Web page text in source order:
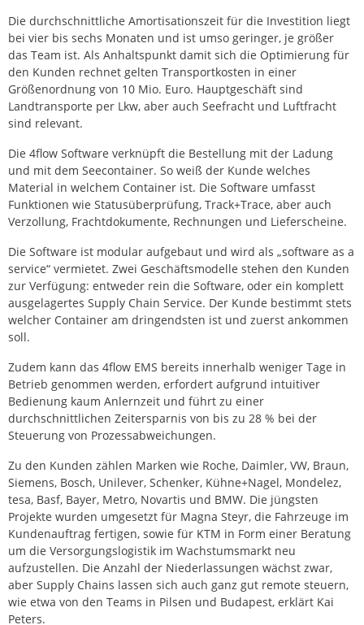
Die durchschnittliche Amortisationszeit für die Investition liegt
bei vier bis sechs Monaten und ist umso geringer, je größer
das Team ist. Als Anhaltspunkt damit sich die Optimierung für
den Kunden rechnet gelten Transportkosten in einer
Größenordnung von 10 Mio. Euro. Hauptgeschäft sind
Landtransporte per Lkw, aber auch Seefracht und Luftfracht
sind relevant.
Die 4flow Software verknüpft die Bestellung mit der Ladung
und mit dem Seecontainer. So weiß der Kunde welches
Material in welchem Container ist. Die Software umfasst
Funktionen wie Statusüberprüfung, Track+Trace, aber auch
Verzollung, Frachtdokumente, Rechnungen und Lieferscheine.
Die Software ist modular aufgebaut und wird als „software as a
service“ vermietet. Zwei Geschäftsmodelle stehen den Kunden
zur Verfügung: entweder rein die Software, oder ein komplett
ausgelagertes Supply Chain Service. Der Kunde bestimmt stets
welcher Container am dringendsten ist und zuerst ankommen
soll.
Zudem kann das 4flow EMS bereits innerhalb weniger Tage in
Betrieb genommen werden, erfordert aufgrund intuitiver
Bedienung kaum Anlernzeit und führt zu einer
durchschnittlichen Zeitersparnis von bis zu 28 % bei der
Steuerung von Prozessabweichungen.
Zu den Kunden zählen Marken wie Roche, Daimler, VW, Braun,
Siemens, Bosch, Unilever, Schenker, Kühne+Nagel, Mondelez,
tesa, Basf, Bayer, Metro, Novartis und BMW. Die jüngsten
Projekte wurden umgesetzt für Magna Steyr, die Fahrzeuge im
Kundenauftrag fertigen, sowie für KTM in Form einer Beratung
um die Versorgungslogistik im Wachstumsmarkt neu
aufzustellen. Die Anzahl der Niederlassungen wächst zwar,
aber Supply Chains lassen sich auch ganz gut remote steuern,
wie etwa von den Teams in Pilsen und Budapest, erklärt Kai
Peters.